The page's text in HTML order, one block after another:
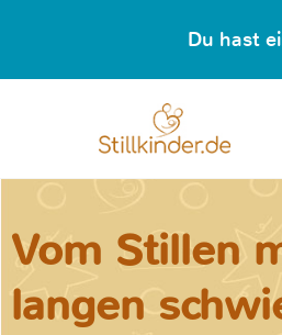
Du hast
Vom Stillen
langen